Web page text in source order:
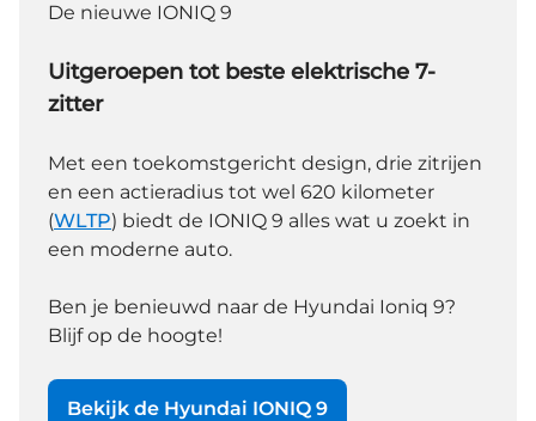
De nieuwe IONIQ 9
Uitgeroepen tot beste elektrische 7-
zitter
Met een toekomstgericht design, drie zitrijen
en een actieradius tot wel 620 kilometer
(WLTP) biedt de IONIQ 9 alles wat u zoekt in
een moderne auto.
Ben je benieuwd naar de Hyundai Ioniq 9?
Blijf op de hoogte!
Bekijk de Hyundai IONIQ 9